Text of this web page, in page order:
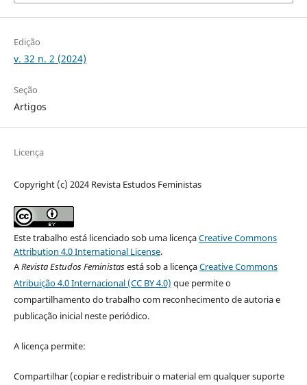
Edição
v. 32 n. 2 (2024)
Seção
Artigos
Licença
Copyright (c) 2024 Revista Estudos Feministas
Este trabalho está licenciado sob uma licençaCreative Commons
Attribution 4.0 International License.
ARevista Estudos Feministasestá sob a licençaCreative Commons
Atribuição 4.0 Internacional (CC BY 4.0) que permite o
compartilhamento do trabalho com reconhecimento de autoria e
publicação inicial neste periódico.
A licença permite:
Compartilhar (copiar e redistribuir o material em qualquer suporte